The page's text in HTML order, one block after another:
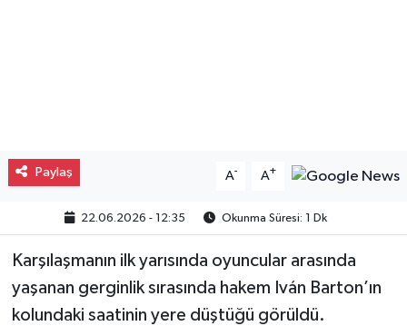
Paylaş A- A+
22.06.2026 - 12:35 Okunma Süresi: 1 Dk
Karşılaşmanın ilk yarısında oyuncular arasında
yaşanan gerginlik sırasında hakem Iván Barton’ın
kolundaki saatinin yere düştüğü görüldü.